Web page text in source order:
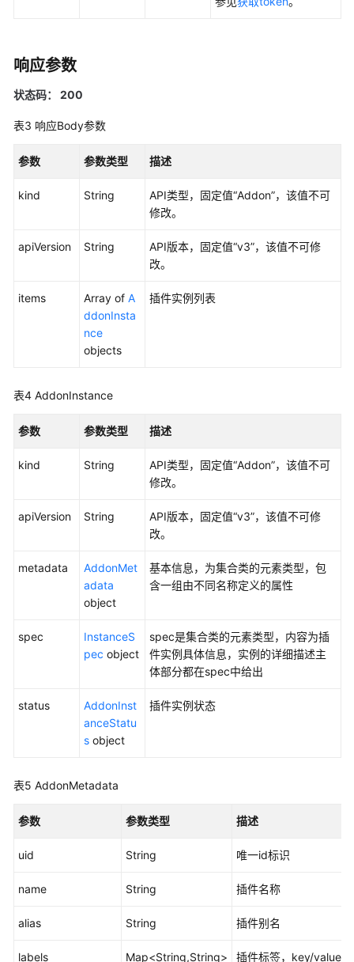
最
实
API
参
考
参
Skill
问
频
多
（阿
域）
布
响应参数
状态码： 200
表3 响应Body参数
参数 参数类型 描述
kind String
API类型，固定值“Addon”，该值不可
修改。
apiVersion String
API版本，固定值“v3”，该值不可修
改。
items Array of A
ddonInsta
nce
objects
插件实例列表
表4 AddonInstance
参数 参数类型 描述
kind String
API类型，固定值“Addon”，该值不可
修改。
apiVersion String
API版本，固定值“v3”，该值不可修
改。
metadata
AddonMet
adata
object
基本信息，为集合类的元素类型，包
含一组由不同名称定义的属性
spec
InstanceS
pec object
spec是集合类的元素类型，内容为插
件实例具体信息，实例的详细描述主
体部分都在spec中给出
status
AddonInst
anceStatu
s object
插件实例状态
表5 AddonMetadata
参数 参数类型 描述
uid String 唯一id标识
name String 插件名称
alias String 插件别名
labels Map<String,String>
插件标签，key/value